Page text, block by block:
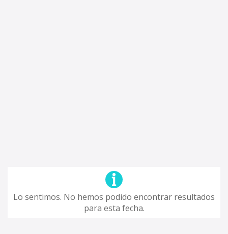
Lo sentimos. No hemos podido encontrar resultados
para esta fecha.